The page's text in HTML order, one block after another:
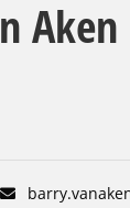
Aken